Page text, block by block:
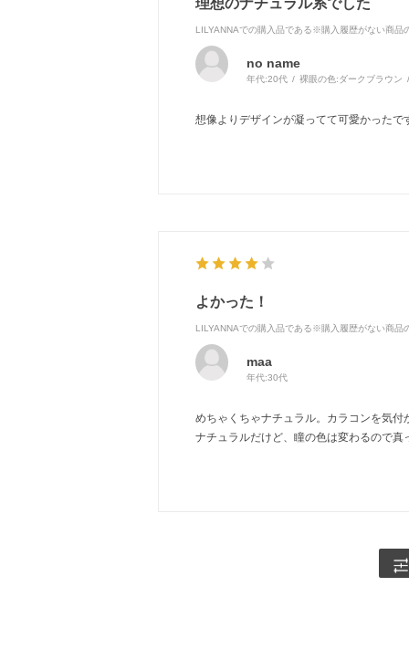
LILYANNAでの購入品である※購入履歴がない商品
no name
年代:20代 裸眼の色:ダークブラウン
想像よりデザインが凝ってて可愛かった
よかった！
LILYANNAでの購入品である※購入履歴がない商品
maa
年代:30代
めちゃくちゃナチュラル。カラコンを気
ナチュラルだけど、瞳の色は変わるので